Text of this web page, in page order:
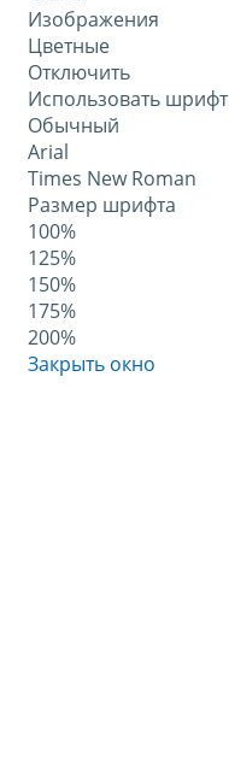
Изображения
Цветные
Отключить
Использовать шрифт
Обычный
Arial
Times New Roman
Размер шрифта
100%
125%
150%
175%
200%
Закрыть окно